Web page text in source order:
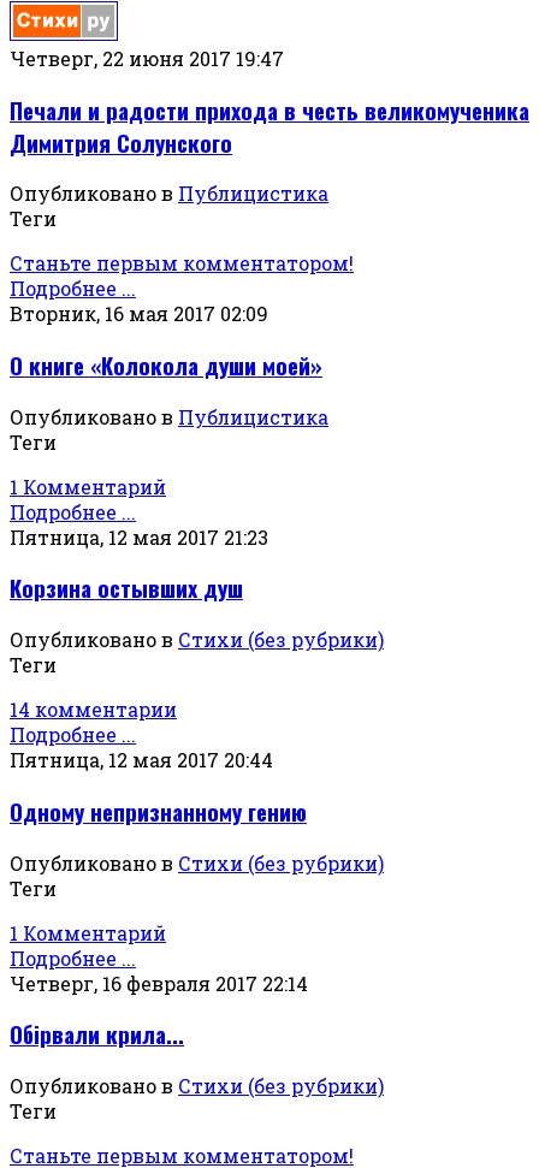
Четверг, 22 июня 2017 19:47
Печали и радости прихода в честь великомученика
Димитрия Солунского
Опубликовано в Публицистика
Теги
Станьте первым комментатором!
Подробнее ...
Вторник, 16 мая 2017 02:09
О книге «Колокола души моей»
Опубликовано в Публицистика
Теги
1 Комментарий
Подробнее ...
Пятница, 12 мая 2017 21:23
Корзина остывших душ
Опубликовано в Стихи (без рубрики)
Теги
14 комментарии
Подробнее ...
Пятница, 12 мая 2017 20:44
Одному непризнанному гению
Опубликовано в Стихи (без рубрики)
Теги
1 Комментарий
Подробнее ...
Четверг, 16 февраля 2017 22:14
Обірвали крила...
Опубликовано в Стихи (без рубрики)
Теги
Станьте первым комментатором!